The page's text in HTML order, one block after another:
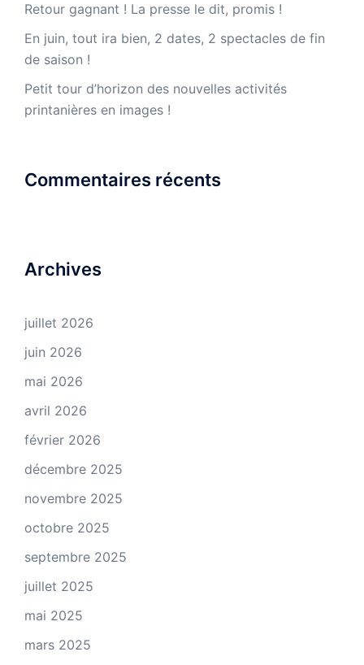
Retour gagnant ! La presse le dit, promis !
En juin, tout ira bien, 2 dates, 2 spectacles de fin
de saison !
Petit tour d’horizon des nouvelles activités
printanières en images !
Commentaires récents
Archives
juillet 2026
juin 2026
mai 2026
avril 2026
février 2026
décembre 2025
novembre 2025
octobre 2025
septembre 2025
juillet 2025
mai 2025
mars 2025